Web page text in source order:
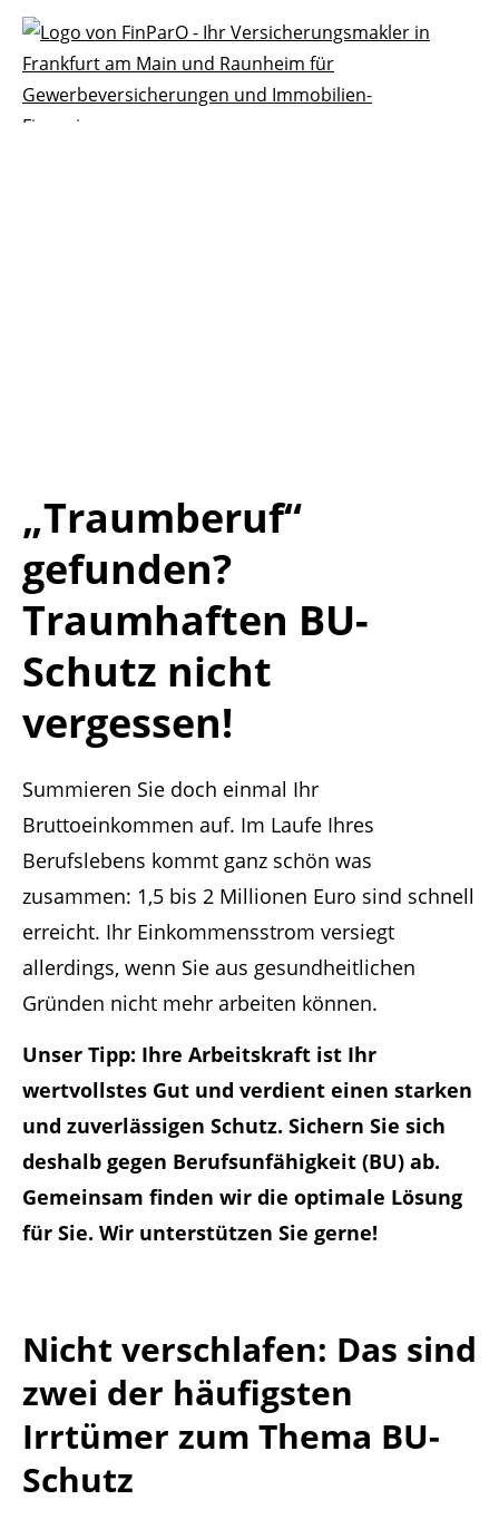
„Traumberuf“
gefunden?
Traumhaften BU-
Schutz nicht
vergessen!
Summieren Sie doch einmal Ihr
Bruttoeinkommen auf. Im Laufe Ihres
Berufslebens kommt ganz schön was
zusammen: 1,5 bis 2 Millionen Euro sind schnell
erreicht. Ihr Einkommensstrom versiegt
allerdings, wenn Sie aus gesundheitlichen
Gründen nicht mehr arbeiten können.
Unser Tipp: Ihre Arbeitskraft ist Ihr
wertvollstes Gut und verdient einen starken
und zuverlässigen Schutz. Sichern Sie sich
deshalb gegen Berufsunfähigkeit (BU) ab.
Gemeinsam finden wir die optimale Lösung
für Sie. Wir unterstützen Sie gerne!
Nicht verschlafen: Das sind
zwei der häufigsten
Irrtümer zum Thema BU-
Schutz